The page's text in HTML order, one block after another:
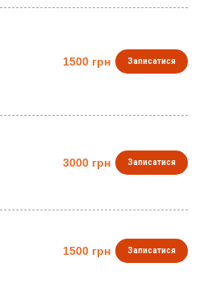
1500 грн Записатися
3000 грн Записатися
1500 грн Записатися